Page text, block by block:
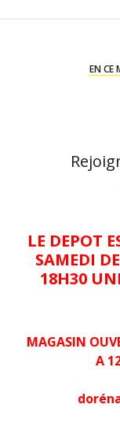
EN CE
LE DEPOT
SAMEDI
18H30
MAGASIN
A